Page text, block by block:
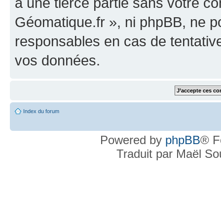
Géomatique.fr », ni phpBB, ne
responsables en cas de
vos données.
Index du forum
Powered by phpBB®
Traduit par Maël